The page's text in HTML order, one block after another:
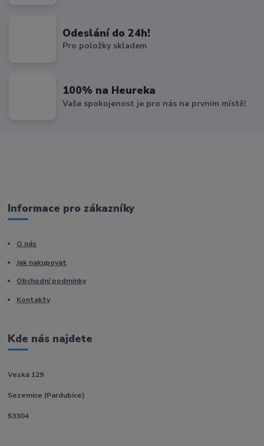
Odeslání do 24h!
Pro položky skladem
100% na Heureka
Vaše spokojenost je pro nás na prvním místě!
Informace pro zákazníky
O nás
Jak nakupovat
Obchodní podmínky
Kontakty
Kde nás najdete
Veská 129
Sezemice (Pardubice)
53304